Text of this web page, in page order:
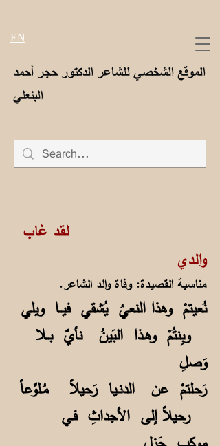
الموقع الشخصي للشاعر الدكتور حجر أحمد
البنعلي
EN
لقد غاب
والدي
مناسبة القصيدة: وفاة والد الشاعر.
نُعيتمْ وهذا النعيُ يُشقي فيــا ويلي
وبِنتُمْ وهـذا البَينُ نأيٌ بــلا
وَصلِ
رَحلتمْ عن الدنـيا رَحيلاً مُـلوِّعاً
رحيلاً إلى الأجداثِ فـي